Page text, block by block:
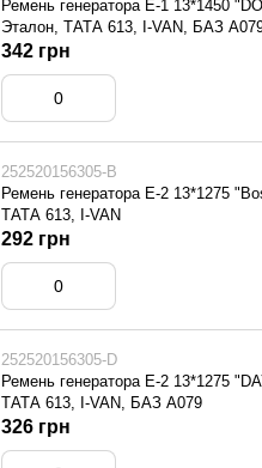
Ремень генератора Е-1 13*1450
Эталон, ТАТА 613, I-VAN, БАЗ
342 грн
252520156305-B
Ремень генератора Е-2 13*1275
ТАТА 613, I-VAN
292 грн
252520156305-D
Ремень генератора Е-2 13*1275
ТАТА 613, I-VAN, БАЗ А079
326 грн